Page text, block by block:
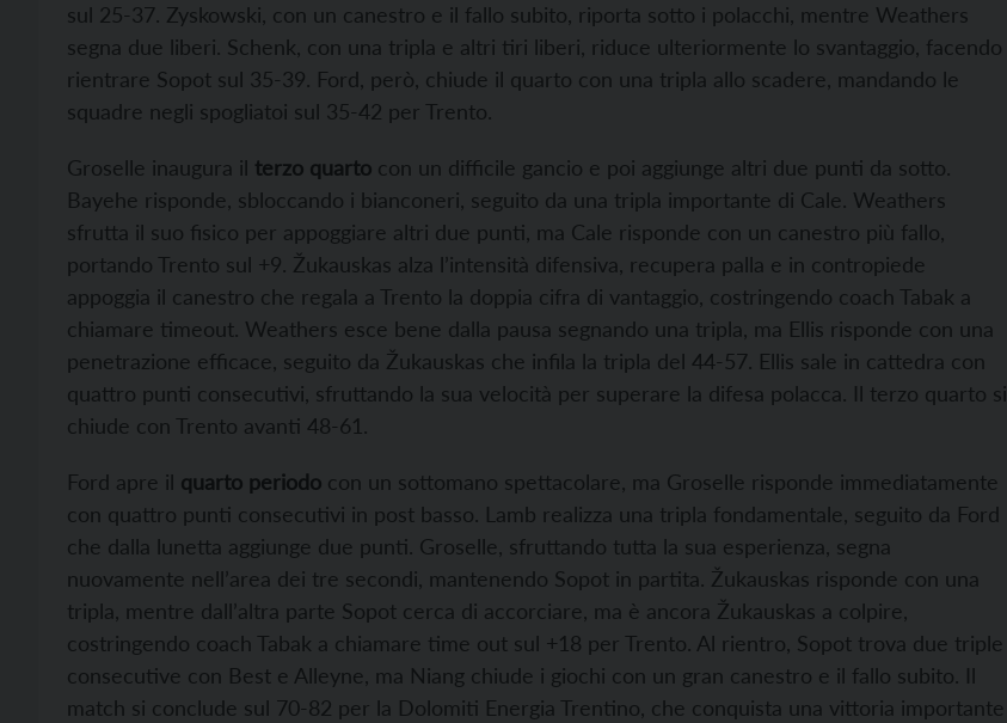
sul 25-37. Zyskowski, con un canestro e il fallo subito, riporta sotto i polacchi, mentre Weathers
segna due liberi. Schenk, con una tripla e altri tiri liberi, riduce ulteriormente lo svantaggio, facendo
rientrare Sopot sul 35-39. Ford, però, chiude il quarto con una tripla allo scadere, mandando le
squadre negli spogliatoi sul 35-42 per Trento.
Groselle inaugura il terzo quarto con un difficile gancio e poi aggiunge altri due punti da sotto.
Bayehe risponde, sbloccando i bianconeri, seguito da una tripla importante di Cale. Weathers
sfrutta il suo fisico per appoggiare altri due punti, ma Cale risponde con un canestro più fallo,
portando Trento sul +9. Žukauskas alza l’intensità difensiva, recupera palla e in contropiede
appoggia il canestro che regala a Trento la doppia cifra di vantaggio, costringendo coach Tabak a
chiamare timeout. Weathers esce bene dalla pausa segnando una tripla, ma Ellis risponde con una
penetrazione efficace, seguito da Žukauskas che infila la tripla del 44-57. Ellis sale in cattedra con
quattro punti consecutivi, sfruttando la sua velocità per superare la difesa polacca. Il terzo quarto si
chiude con Trento avanti 48-61.
Ford apre il quarto periodo con un sottomano spettacolare, ma Groselle risponde immediatamente
con quattro punti consecutivi in post basso. Lamb realizza una tripla fondamentale, seguito da Ford
che dalla lunetta aggiunge due punti. Groselle, sfruttando tutta la sua esperienza, segna
nuovamente nell’area dei tre secondi, mantenendo Sopot in partita. Žukauskas risponde con una
tripla, mentre dall’altra parte Sopot cerca di accorciare, ma è ancora Žukauskas a colpire,
costringendo coach Tabak a chiamare time out sul +18 per Trento. Al rientro, Sopot trova due triple
consecutive con Best e Alleyne, ma Niang chiude i giochi con un gran canestro e il fallo subito. Il
match si conclude sul 70-82 per la Dolomiti Energia Trentino, che conquista una vittoria importante